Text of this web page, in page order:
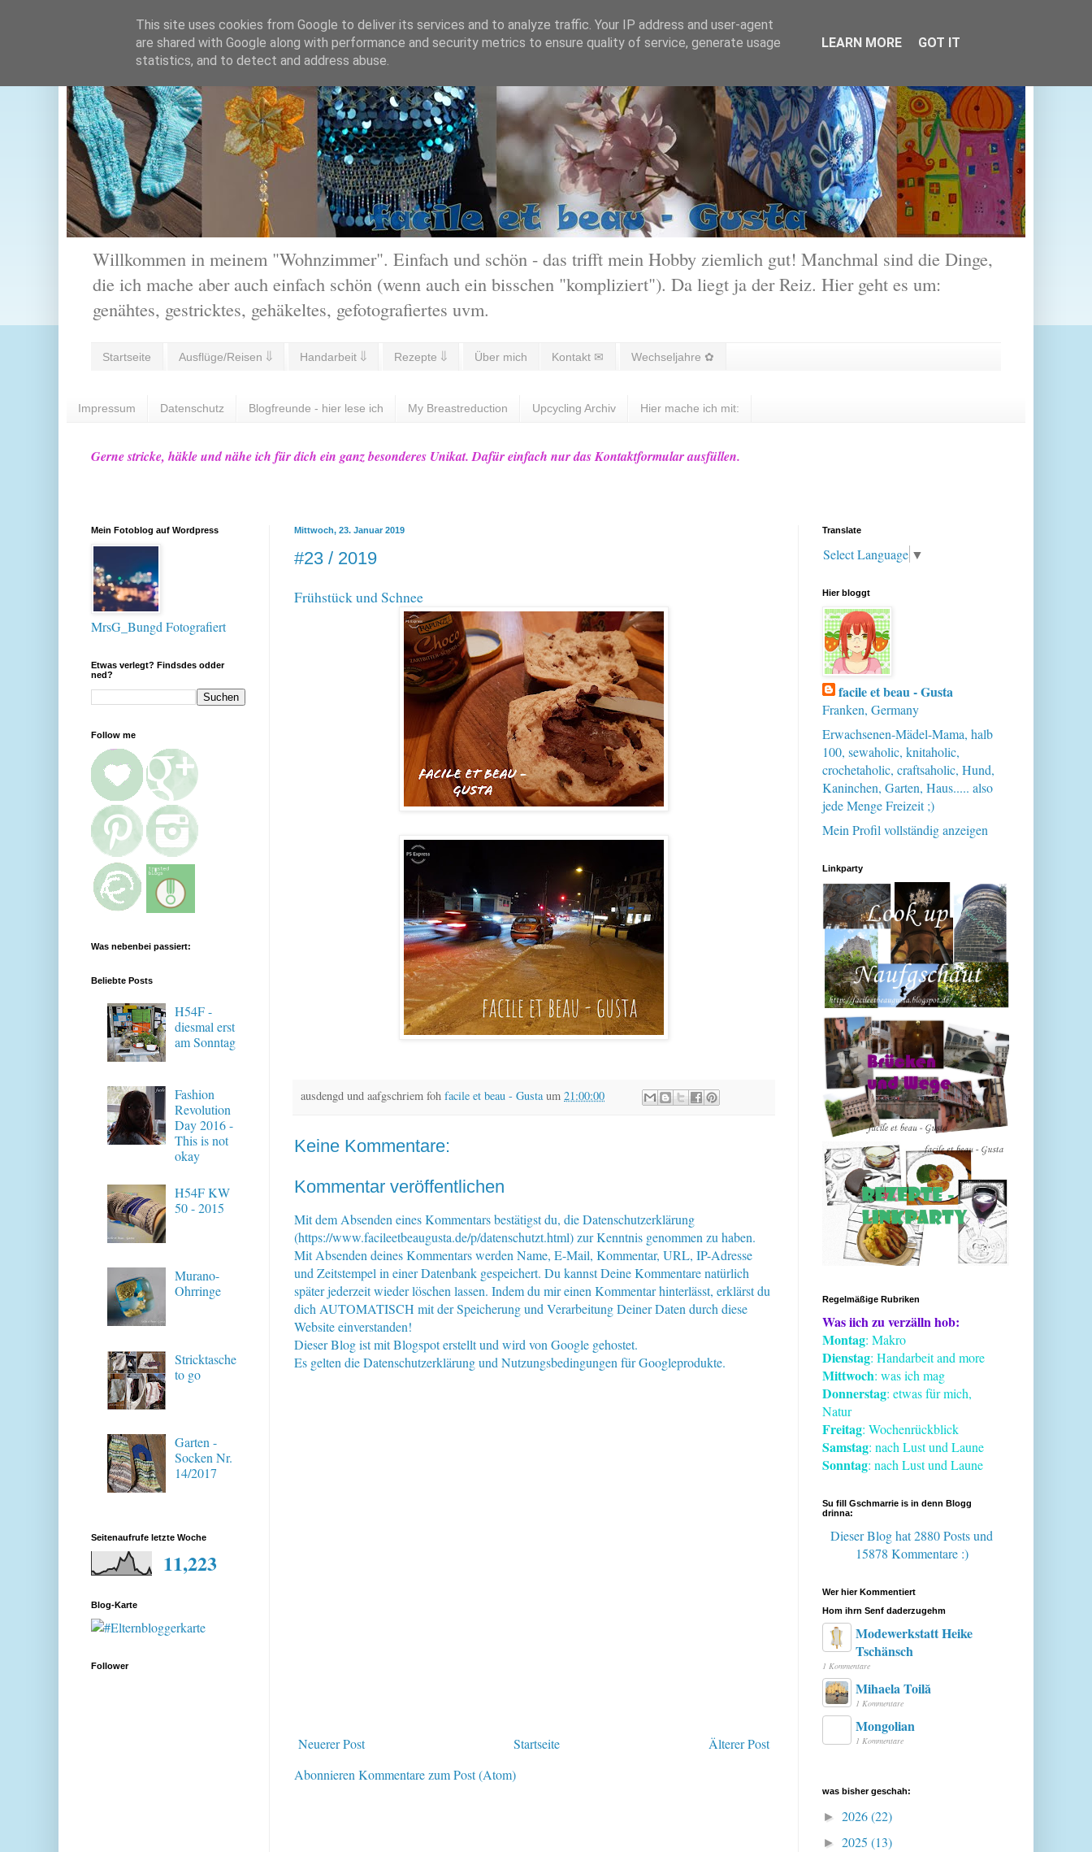
Willkommen in meinem "Wohnzimmer". Einfach und schön - das trifft mein Hobby ziemlich gut! Manchmal sind die Dinge,
die ich mache aber auch einfach schön (wenn auch ein bisschen "kompliziert"). Da liegt ja der Reiz. Hier geht es um:
genähtes, gestricktes, gehäkeltes, gefotografiertes uvm.
Startseite Ausflüge/Reisen ⇓ Handarbeit ⇓ Rezepte ⇓ Über mich Kontakt ✉ Wechseljahre ✿
Impressum Datenschutz Blogfreunde - hier lese ich My Breastreduction Upcycling Archiv Hier mache ich mit:
Gerne stricke, häkle und nähe ich für dich ein ganz besonderes Unikat. Dafür einfach nur das Kontaktformular ausfüllen.
Mittwoch, 23. Januar 2019
#23 / 2019
Frühstück und Schnee
ausdengd und aafgschriem foh facile et beau - Gusta um 21:00:00
Keine Kommentare:
Kommentar veröffentlichen
Mit dem Absenden eines Kommentars bestätigst du, die Datenschutzerklärung
(https://www.facileetbeaugusta.de/p/datenschutzt.html) zur Kenntnis genommen zu haben.
Mit Absenden deines Kommentars werden Name, E-Mail, Kommentar, URL, IP-Adresse
und Zeitstempel in einer Datenbank gespeichert. Du kannst Deine Kommentare natürlich
später jederzeit wieder löschen lassen. Indem du mir einen Kommentar hinterlässt, erklärst du
dich AUTOMATISCH mit der Speicherung und Verarbeitung Deiner Daten durch diese
Website einverstanden!
Dieser Blog ist mit Blogspot erstellt und wird von Google gehostet.
Es gelten die Datenschutzerklärung und Nutzungsbedingungen für Googleprodukte.
Neuerer Post Älterer Post
Startseite
Abonnieren Kommentare zum Post (Atom)
Mein Fotoblog auf Wordpress
MrsG_Bungd Fotografiert
Etwas verlegt? Findsdes odder
ned?
Follow me
Was nebenbei passiert:
Beliebte Posts
H54F -
diesmal erst
am Sonntag
Fashion
Revolution
Day 2016 -
This is not
okay
H54F KW
50 - 2015
Murano-
Ohrringe
Stricktasche
to go
Garten -
Socken Nr.
14/2017
Seitenaufrufe letzte Woche
11,223
Blog-Karte
Follower
Translate
Select Language ▼
Hier bloggt
facile et beau - Gusta
Franken, Germany
Erwachsenen-Mädel-Mama, halb
100, sewaholic, knitaholic,
crochetaholic, craftsaholic, Hund,
Kaninchen, Garten, Haus..... also
jede Menge Freizeit ;)
Mein Profil vollständig anzeigen
Linkparty
Regelmäßige Rubriken
Was iich zu verzälln hob:
Montag: Makro
Dienstag: Handarbeit and more
Mittwoch: was ich mag
Donnerstag: etwas für mich,
Natur
Freitag: Wochenrückblick
Samstag: nach Lust und Laune
Sonntag: nach Lust und Laune
Su fill Gschmarrie is in denn Blogg
drinna:
Dieser Blog hat 2880 Postsund
15878 Kommentare :)
Wer hier Kommentiert
Hom ihrn Senf daderzugehm
Modewerkstatt Heike
Tschänsch
1 Kommentare
Mihaela Toilă
1 Kommentare
Mongolian
1 Kommentare
was bisher geschah:
► 2026(22)
► 2025 (13)
This site uses cookies from Google to deliver its services and to analyze traffic. Your IP address and user-agent
are shared with Google along with performance and security metrics to ensure quality of service, generate usage
statistics, and to detect and address abuse.
LEARN MORE GOT IT